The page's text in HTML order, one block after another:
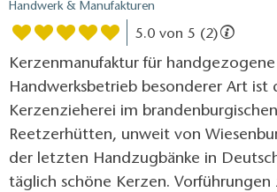
Handwerk & Manufakturen
5.0 von 5 (2)
Kerzenmanufaktur für handgezogene
Handwerksbetrieb besonderer Art ist
Kerzenzieherei im brandenburgischen
Reetzerhütten, unweit von
der letzten Handzugbänke in
täglich schöne Kerzen. Vorführungen